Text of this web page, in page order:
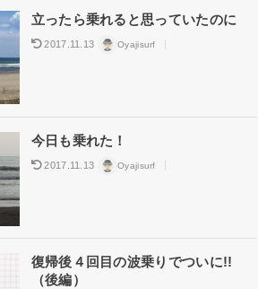
立ったら乗れると思っていたのに
2017.11.13 Oyajisurf
今日も乗れた！
2017.11.13 Oyajisurf
復帰後４回目の波乗りでついに!!
（後編）